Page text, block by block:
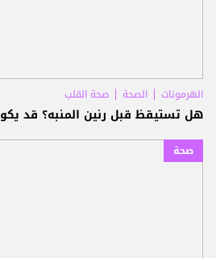
الهرمونات الصحة صحة القلب
هل تستيقظ قبل رنين المنبه؟ قد
صحة